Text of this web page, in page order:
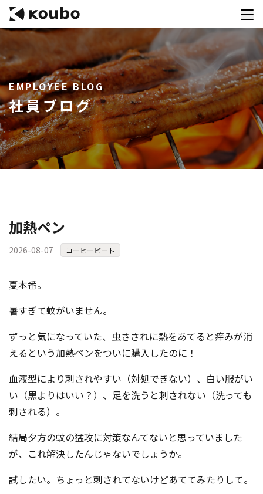
サービス
会社案内
実績紹介
採用情報
資料ダウンロード
コンテストを主催される方へ
公募運営SaaS 「Kouboプランナー」
マーケットデータ
コンテスト情報及びプレゼン
ト情報を「Koubo」に無料で
紹介させていただきます
無料掲載お申し込み
掲載内容のご確認はこちら
EMPLOYEE BLOG
社員ブログ
加熱ペン
2026-08-07 コーヒービート
夏本番。
暑すぎて蚊がいません。
ずっと気になっていた、虫さされに熱をあてると痒みが消
えるという加熱ペンをついに購入したのに！
血液型により刺されやすい（対処できない）、白い服がい
い（黒よりはいい？）、足を洗うと刺されない（洗っても
刺される）。
結局夕方の蚊の猛攻に対策なんてないと思っていました
が、これ解決したんじゃないでしょうか。
試したい。ちょっと刺されてないけどあててみたりして。